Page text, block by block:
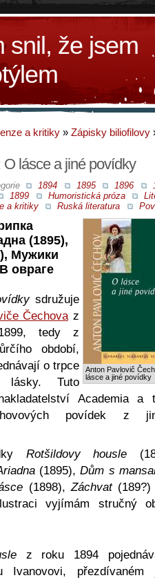
snil, že jsem
a kritiky » Zápisky biliofilovy
lásce a jiné povídky
1894 1895 1896
1899 Humoristická próza
a kritiky
Ruská literatura
Anton Pavlovič
lásce a jiné povídky
(1895),
Мужики
овраге
sdružuje
Čechova z
tedy z
období,
o trpce
lásky. Tuto
Academia a
povídek z
Rotšildovy housle
(1895),Dům s
(1898),Záchvat
vyjímám stručný
z roku 1894
Ivanovovi, přezdívaném